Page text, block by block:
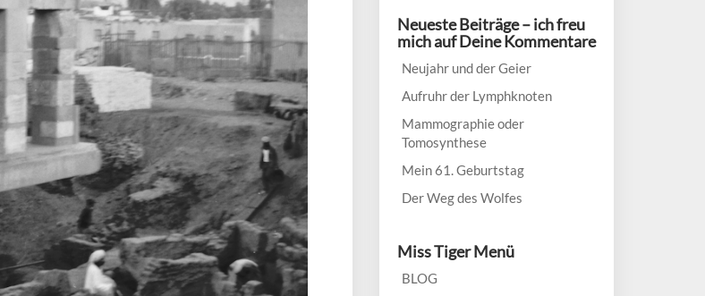
Neueste Beiträge – ich freu
mich auf Deine Kommentare
Neujahr und der Geier
Aufruhr der Lymphknoten
Mammographie oder
Tomosynthese
Mein 61. Geburtstag
Der Weg des Wolfes
Miss Tiger Menü
BLOG